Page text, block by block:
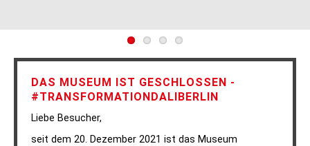
DAS MUSEUM IST GESCHLOSSEN -
#TRANSFORMATIONDALIBERLIN
Liebe Besucher,
seit dem 20. Dezember 2021 ist das Museum